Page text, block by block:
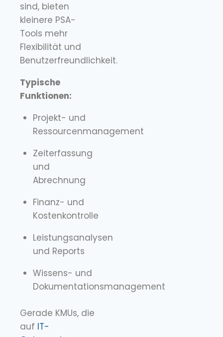
sind, bieten
kleinere PSA-
Tools mehr
Flexibilität und
Benutzerfreundlichkeit.
Typische
Funktionen:
Projekt- und
Ressourcenmanagement
Zeiterfassung
und
Abrechnung
Finanz- und
Kostenkontrolle
Leistungsanalysen
und Reports
Wissens- und
Dokumentationsmanagement
Gerade KMUs, die
auf IT-